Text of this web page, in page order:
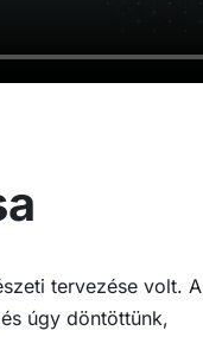
tervezése volt. A
úgy döntöttünk,